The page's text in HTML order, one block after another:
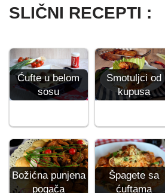
SLIČNI RECEPTI :
Ćufte u belom
sosu
Smotuljci od
kupusa
Božićna punjena
pogača
Špagete sa
ćuftama